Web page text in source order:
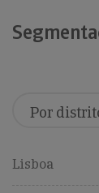
Lisboa